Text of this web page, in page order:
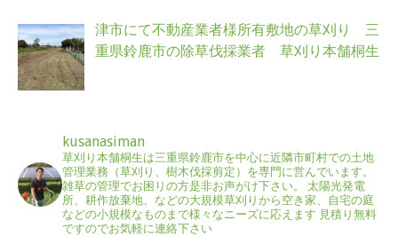
津市にて不動産業者様所有敷地の草刈り 三
重県鈴鹿市の除草伐採業者 草刈り本舗桐生
kusanasiman
草刈り本舗桐生は三重県鈴鹿市を中心に近隣市町村での土地
管理業務（草刈り、樹木伐採剪定）を専門に営んでいます。
雑草の管理でお困りの方是非お声がけ下さい。
太陽光発電
所、耕作放棄地、などの大規模草刈りから空き家、自宅の庭
などの小規模なものまで様々なニーズに応えます 見積り無料
ですのでお気軽に連絡下さい